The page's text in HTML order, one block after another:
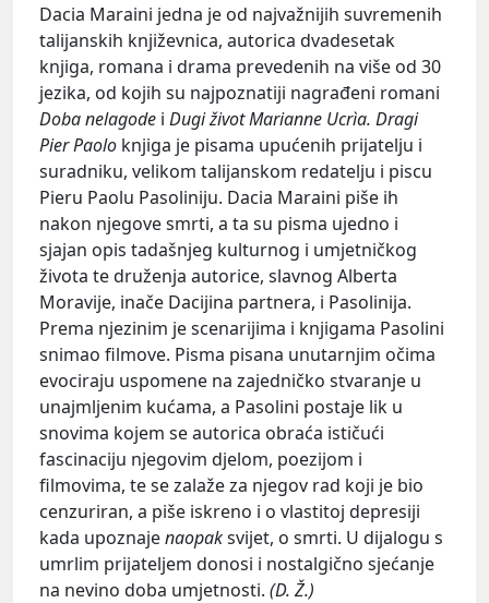
Dacia Maraini jedna je od najvažnijih suvremenih
talijanskih književnica, autorica dvadesetak
knjiga, romana i drama prevedenih na više od 30
jezika, od kojih su najpoznatiji nagrađeni romani
Doba nelagode i Dugi život Marianne Ucrìa. Dragi
Pier Paolo knjiga je pisama upućenih prijatelju i
suradniku, velikom talijanskom redatelju i piscu
Pieru Paolu Pasoliniju. Dacia Maraini piše ih
nakon njegove smrti, a ta su pisma ujedno i
sjajan opis tadašnjeg kulturnog i umjetničkog
života te druženja autorice, slavnog Alberta
Moravije, inače Dacijina partnera, i Pasolinija.
Prema njezinim je scenarijima i knjigama Pasolini
snimao filmove. Pisma pisana unutarnjim očima
evociraju uspomene na zajedničko stvaranje u
unajmljenim kućama, a Pasolini postaje lik u
snovima kojem se autorica obraća ističući
fascinaciju njegovim djelom, poezijom i
filmovima, te se zalaže za njegov rad koji je bio
cenzuriran, a piše iskreno i o vlastitoj depresiji
kada upoznajenaopaksvijet, o smrti. U dijalogu s
umrlim prijateljem donosi i nostalgično sjećanje
na nevino doba umjetnosti. (D. Ž.)